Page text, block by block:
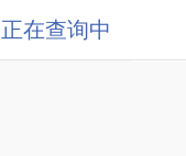
正在查询中